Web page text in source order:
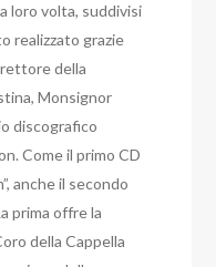
loro volta, suddivisi
realizzato grazie
della
Monsignor
discografico
Come il primo CD
anche il secondo
prima offre la
della Cappella